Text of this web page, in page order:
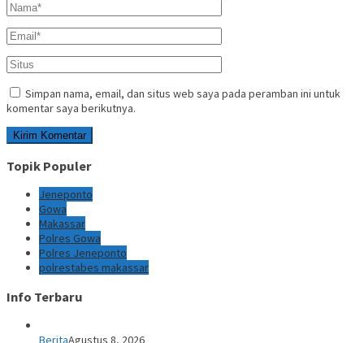
Simpan nama, email, dan situs web saya pada peramban ini untuk
komentar saya berikutnya.
Topik Populer
Jeneponto
Gowa
Makassar
Polres Gowa
Polres Jeneponto
polrestabes makassar
Info Terbaru
BeritaAgustus 8, 2026